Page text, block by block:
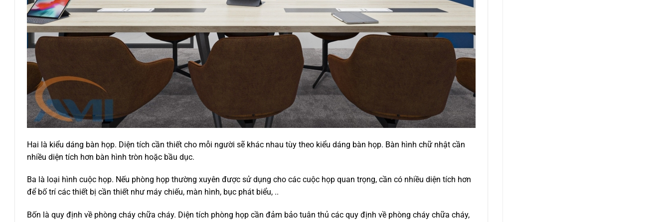
Hai là kiểu dáng bàn họp. Diện tích cần thiết cho mỗi người sẽ khác nhau tùy theo kiểu dáng bàn họp. Bàn hình chữ nhật cần
nhiều diện tích hơn bàn hình tròn hoặc bầu dục.
Ba là loại hình cuộc họp. Nếu phòng họp thường xuyên được sử dụng cho các cuộc họp quan trọng, cần có nhiều diện tích hơn
để bố trí các thiết bị cần thiết như máy chiếu, màn hình, bục phát biểu, ..
Bốn là quy định về phòng cháy chữa cháy. Diện tích phòng họp cần đảm bảo tuân thủ các quy định về phòng cháy chữa cháy,